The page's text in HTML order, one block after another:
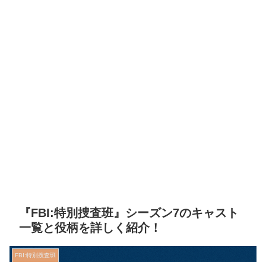
『FBI:特別捜査班』シーズン7のキャスト
一覧と役柄を詳しく紹介！
FBI:特別捜査班